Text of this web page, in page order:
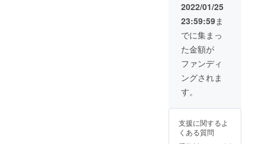
2022/01/25
23:59:59ま
でに集まっ
た金額が
ファンディ
ングされま
す。
支援に関するよ
くある質問